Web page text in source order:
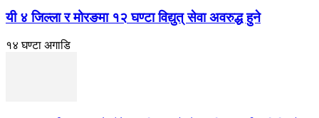
यी ४ जिल्ला र मोरङमा १२ घण्टा विद्युत् सेवा अवरुद्ध हुने
१४ घण्टा अगाडि